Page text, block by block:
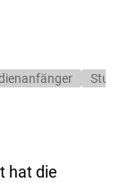
hat die